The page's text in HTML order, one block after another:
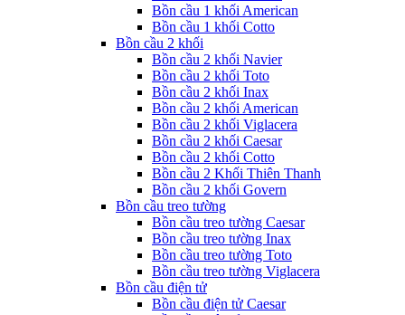
Bồn cầu 1 khối American
Bồn cầu 1 khối Cotto
Bồn cầu 2 khối
Bồn cầu 2 khối Navier
Bồn cầu 2 khối Toto
Bồn cầu 2 khối Inax
Bồn cầu 2 khối American
Bồn cầu 2 khối Viglacera
Bồn cầu 2 khối Caesar
Bồn cầu 2 khối Cotto
Bồn cầu 2 Khối Thiên Thanh
Bồn cầu 2 khối Govern
Bồn cầu treo tường
Bồn cầu treo tường Caesar
Bồn cầu treo tường Inax
Bồn cầu treo tường Toto
Bồn cầu treo tường Viglacera
Bồn cầu điện tử
Bồn cầu điện tử Caesar